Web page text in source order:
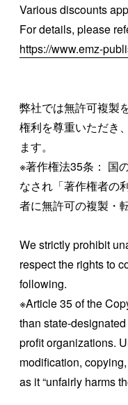
Various discounts
For details, please
https://www.emz-
弊社では無許可複製
権利を尊重いただき
ます。
※著作権法35条： 国
なされ「著作権者の
者に無許可の複製・
We strictly prohibit
respect the rights to
following.
※Article 35 of the
than state-
profit organizations.
modification,
as it “unfairly harms